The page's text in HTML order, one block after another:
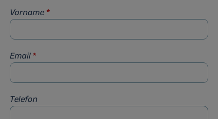
Vorname *
Email *
Telefon